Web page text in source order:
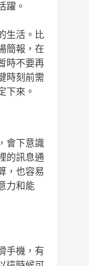
躍。
生活。比
簡報，在
時不要再
時刻前需
下來。
會下意識
的訊息通
，也容易
力和能
手機，有